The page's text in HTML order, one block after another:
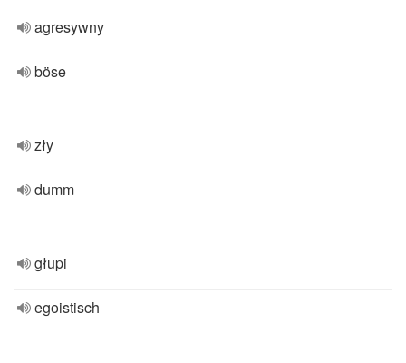
agresywny
böse
zły
dumm
głupi
egoistisch